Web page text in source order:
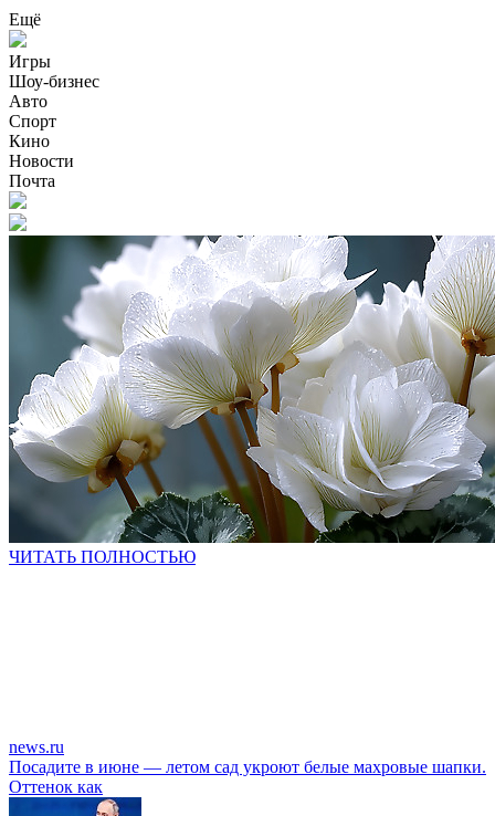
Ещё
Игры
Шоу-бизнес
Авто
Спорт
Кино
Новости
Почта
ЧИТАТЬ ПОЛНОСТЬЮ
news.ru
Посадите в июне — летом сад укроют белые махровые шапки.
Оттенок как